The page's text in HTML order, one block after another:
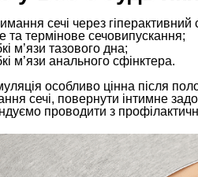
сечі через гіперактивний
та термінове сечовипускання;
м’язи тазового дна;
м’язи анального сфінктера.
особливо цінна після
сечі, повернути інтимне
проводити з